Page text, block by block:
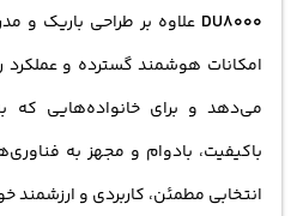
DU8000 علاوه بر طراحی باریک و
امکانات هوشمند گسترده و عملکرد
باکیفیت، بادوام و مجهز به
انتخابی مطمئن، کاربردی و ارزشمند